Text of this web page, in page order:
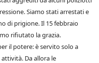
Siamo stati arrestati e
di prigione. Il 15 febbraio
rifiutato la grazia.
il potere: è servito solo a
Da allora le